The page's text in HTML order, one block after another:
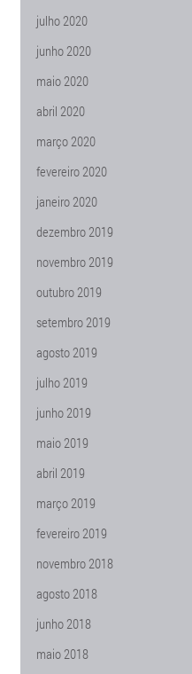
julho 2020
junho 2020
maio 2020
abril 2020
março 2020
fevereiro 2020
janeiro 2020
dezembro 2019
novembro 2019
outubro 2019
setembro 2019
agosto 2019
julho 2019
junho 2019
maio 2019
abril 2019
março 2019
fevereiro 2019
novembro 2018
agosto 2018
junho 2018
maio 2018